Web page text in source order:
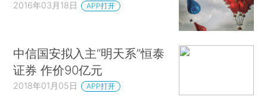
2016年03月18日 APP打开
中信国安拟入主“明天系”恒泰
证券 作价90亿元
2018年01月05日 APP打开